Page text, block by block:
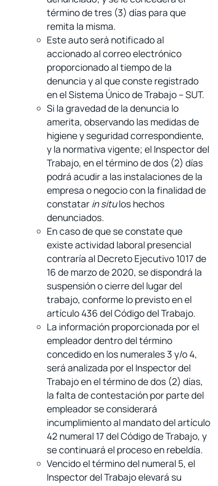
término de tres (3) días para que
remita la misma.
Este auto será notificado al
accionado al correo electrónico
proporcionado al tiempo de la
denuncia y al que conste registrado
en el Sistema Único de Trabajo – SUT.
Si la gravedad de la denuncia lo
amerita, observando las medidas de
higiene y seguridad correspondiente,
y la normativa vigente; el Inspector del
Trabajo, en el término de dos (2) días
podrá acudir a las instalaciones de la
empresa o negocio con la finalidad de
constatarin situlos hechos
denunciados.
En caso de que se constate que
existe actividad laboral presencial
contraría al Decreto Ejecutivo 1017 de
16 de marzo de 2020, se dispondrá la
suspensión o cierre del lugar del
trabajo, conforme lo previsto en el
artículo 436 del Código del Trabajo.
La información proporcionada por el
empleador dentro del término
concedido en los numerales 3 y/o 4,
será analizada por el Inspector del
Trabajo en el término de dos (2) días,
la falta de contestación por parte del
empleador se considerará
incumplimiento al mandato del artículo
42 numeral 17 del Código de Trabajo, y
se continuará el proceso en rebeldía.
Vencido el término del numeral 5, el
Inspector del Trabajo elevará su